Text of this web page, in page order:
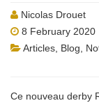
Nicolas Drouet
8 February 2020
Articles Blog
Ce nouveau derby